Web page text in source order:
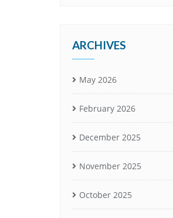
ARCHIVES
May 2026
February 2026
December 2025
November 2025
October 2025